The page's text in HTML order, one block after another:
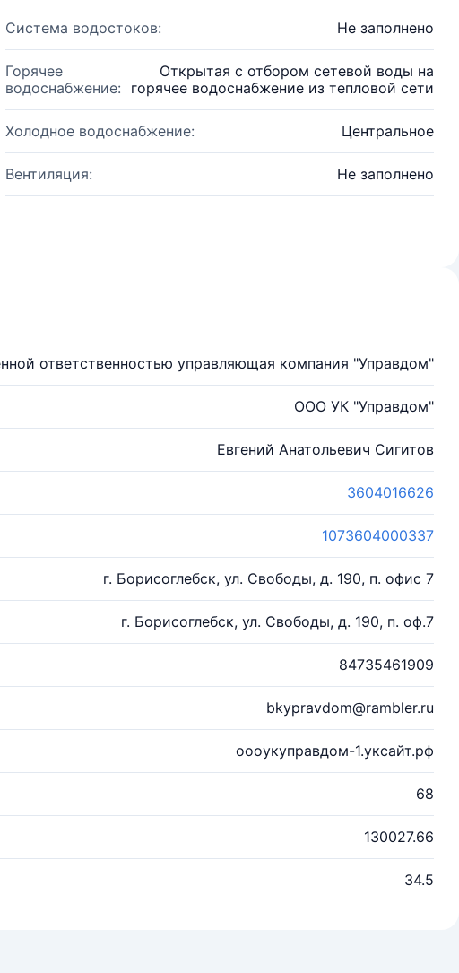
Система водостоков: Не заполнено
Горячее
водоснабжение:
Открытая с отбором сетевой воды на
горячее водоснабжение из тепловой сети
Холодное водоснабжение: Центральное
Вентиляция: Не заполнено
ответственностью управляющая компания "Управдом"
ООО УК "Управдом"
Евгений Анатольевич Сигитов
3604016626
1073604000337
г. Борисоглебск, ул. Свободы, д. 190, п. офис 7
г. Борисоглебск, ул. Свободы, д. 190, п. оф.7
84735461909
bkypravdom@rambler.ru
оооукуправдом-1.уксайт.рф
68
130027.66
34.5